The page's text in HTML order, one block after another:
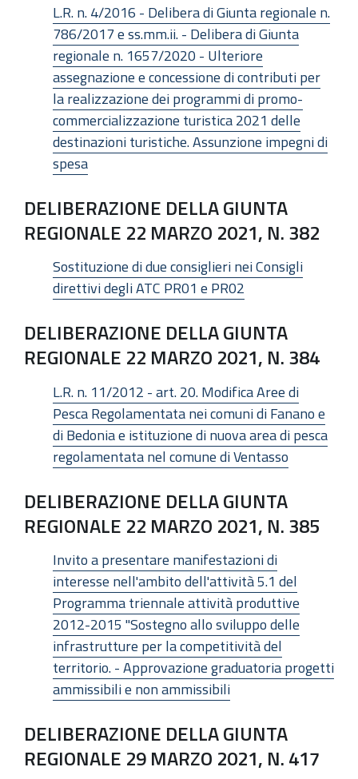
L.R. n. 4/2016 - Delibera di Giunta regionale n.
786/2017 e ss.mm.ii. - Delibera di Giunta
regionale n. 1657/2020 - Ulteriore
assegnazione e concessione di contributi per
la realizzazione dei programmi di promo-
commercializzazione turistica 2021 delle
destinazioni turistiche. Assunzione impegni di
spesa
DELIBERAZIONE DELLA GIUNTA
REGIONALE 22 MARZO 2021, N. 382
Sostituzione di due consiglieri nei Consigli
direttivi degli ATC PR01 e PR02
DELIBERAZIONE DELLA GIUNTA
REGIONALE 22 MARZO 2021, N. 384
L.R. n. 11/2012 - art. 20. Modifica Aree di
Pesca Regolamentata nei comuni di Fanano e
di Bedonia e istituzione di nuova area di pesca
regolamentata nel comune di Ventasso
DELIBERAZIONE DELLA GIUNTA
REGIONALE 22 MARZO 2021, N. 385
Invito a presentare manifestazioni di
interesse nell'ambito dell'attività 5.1 del
Programma triennale attività produttive
2012-2015 "Sostegno allo sviluppo delle
infrastrutture per la competitività del
territorio. - Approvazione graduatoria progetti
ammissibili e non ammissibili
DELIBERAZIONE DELLA GIUNTA
REGIONALE 29 MARZO 2021, N. 417